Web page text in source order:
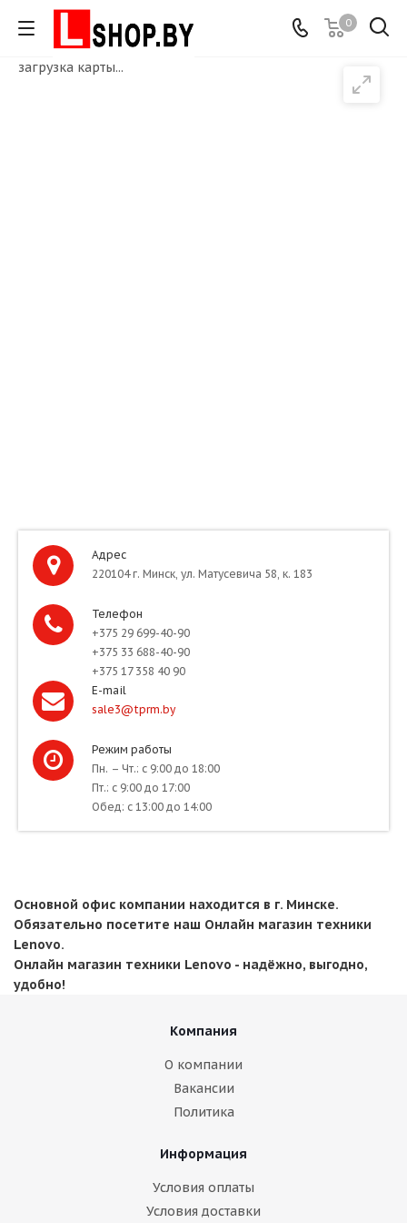
0
загрузка карты...
Адрес
220104 г. Минск, ул. Матусевича 58, к. 183
Телефон
+375 29 699-40-90
+375 33 688-40-90
+375 17 358 40 90
E-mail
sale3@tprm.by
Режим работы
Пн. – Чт.: с 9:00 до 18:00
Пт.: с 9:00 до 17:00
Обед: с 13:00 до 14:00
Основной офис компании находится в г. Минске.
Обязательно посетите наш Онлайн магазин техники
Lenovo.
Онлайн магазин техники Lenovo - надёжно, выгодно,
удобно!
Компания
О компании
Вакансии
Политика
Информация
Условия оплаты
Условия доставки